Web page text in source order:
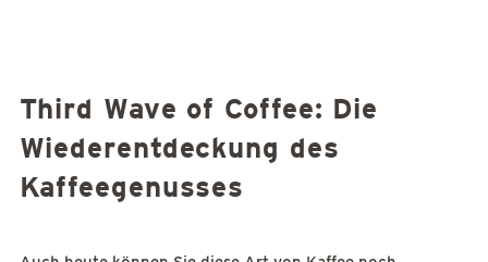
Third Wave of Coffee: Die
Wiederentdeckung des
Kaffeegenusses